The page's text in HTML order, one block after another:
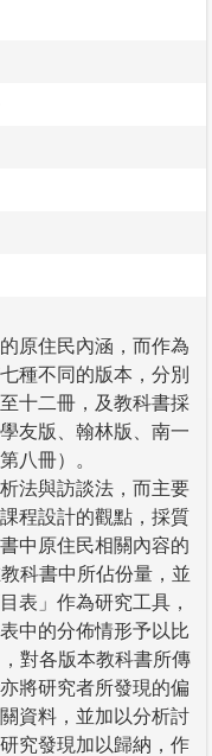
原住民內涵，而作為
種不同的版本，分別
十二冊，及教科書採
友版、翰林版、南一
八冊）。
法與訪談法，而主要
程設計的觀點，採質
中原住民相關內容的
科書中所佔份量，並
表」作為研究工具，
中的分佈情形予以比
對各版本教科書所傳
將研究者所發現的偏
資料，並加以分析討
究發現加以歸納，作